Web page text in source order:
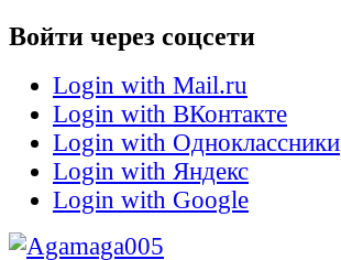
Войти через соцсети
Login with Mail.ru
Login with ВКонтакте
Login with Одноклассники
Login with Яндекс
Login with Google